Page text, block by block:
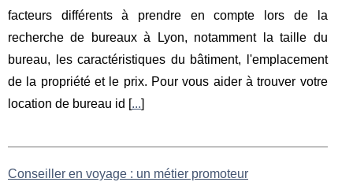
facteurs différents à prendre en compte lors de la
recherche de bureaux à Lyon, notamment la taille du
bureau, les caractéristiques du bâtiment, l'emplacement
de la propriété et le prix. Pour vous aider à trouver votre
location de bureau id [...]
Conseiller en voyage : un métier promoteur